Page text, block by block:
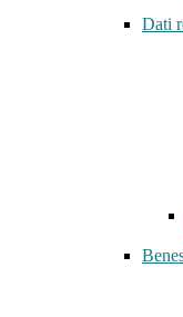
Dati